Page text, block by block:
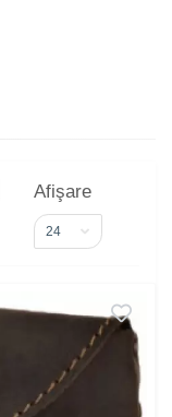
Afişare